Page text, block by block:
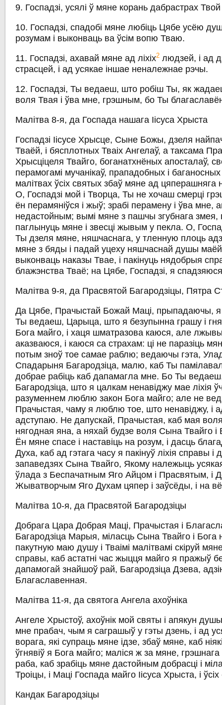
9. Госпадзі, усялі ў мяне корань дабрастрах
10. Госпадзі, спадобі мяне любіць Цябе усёю
розумам і выконваць ва ўсім вопю Тваю.
11. Госпадзі, ахавай мяне ад ліхіх2 людзей, і ад
страсцей, і ад усякае іншае неналежнае рэчы.
12. Госпадзі, Ты ведаеш, што робіш Ты, як
воля Твая і ўва мне, грэшным, бо Ты
Малітва 8-я, да Госпада нашага Іісуса Хрыста
Госпадзі Іісусе Хрысце, Сыне Божы, дзеля
Тваёй, і бясплотных Тваіх Ангелаў, а таксама
Хрысціцеля Твайго, боганатхнёных апосталаў,
перамогамі мучанікаў, прападобных і
малітвах ўсіх святых збаў мяне ад цяперашняга
О, Госпадзі мой і Творца, Ты не хочаш смерці
ён перамяніўся і жыў; зрабі перамену і ўва мне,
недастойным; вымі мяне з пашчы згубнага змея,
паглынуць мяне і звесці жывым у пекла. О,
Ты дзеля мяне, няшчаснага, у тленную плоць
мяне з бяды і падай уцеху няшчаснай душы
выконваць наказы Твае, і пакінуць нядобрыя
блажэнства Тваё; на Цябе, Госпадзі, я
Малітва 9-я, да Прасвятой Багародзіцы, Пятра
Да Цябе, Прачыстай Божай Маці, прыпадаючы,
Ты ведаеш, Царыца, што я безупынна грашу і
Бога майго, і хаця шматразова каюся, але
аказваюся, і каюся са страхам: ці не паразіць
потым зноў тое самае раблю; ведаючы гэта,
Спадарыня Багародзіца, малю, каб Ты
добрае рабіць каб дапамагла мне. Бо Ты
Багародзіца, што я цалкам ненавіджу мае ліхія
разуменнем люблю закон Бога майго; але не
Прачыстая, чаму я люблю тое, што ненавіджу, і
адступаю. Не дапускай, Прачыстая, каб мая
нягодная яна, а няхай будзе воля Сына Твайго і
Ён мяне спасе і наставіць на розум, і дасць
Духа, каб ад гэтага часу я пакінуў ліхія справы
запаведзях Сына Твайго, Якому належыць
ўлада з Беспачатным Яго Айцом і Прасвятым, і
Жыватворчым Яго Духам цяпер і заўсёды, і на
Малітва 10-я, да Прасвятой Багародзіцы
Добрага Цара Добрая Маці, Прачыстая і
Багародзіца Марыя, міласць Сына Твайго і Бога
пакутную маю душу і Тваімі малітвамі скіруй
справы, каб астатні час жыцця майго я пражыў
дапамогай знайшоў рай, Багародзіца Дзева,
Благаславенная.
Малітва 11-я, да святога Ангела ахоўніка
Ангеле Хрыстоў, ахоўнік мой святы і апякун
мне прабач, чым я саграшыў у гэты дзень, і ад
ворага, які супраць мяне ідзе, збаў мяне, каб
ўгнявіў я Бога майго; маліся ж за мяне, грэшнага
раба, каб зрабіць мяне дастойным добрасці і
Троіцы, і Маці Госпада майго Іісуса Хрыста, і
Кандак Багародзіцы